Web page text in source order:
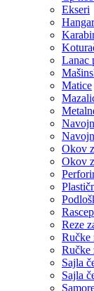
Ekseri
Lanac
Matice
Okov
Okov
Reze
Ručke
Ručke
Sajla
Sajla